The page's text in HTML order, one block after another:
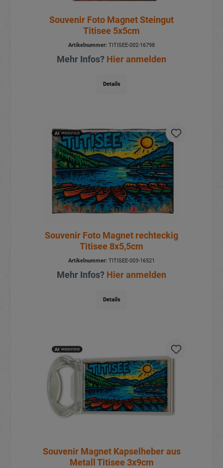
Souvenir Foto Magnet Steingut
Titisee 5x5cm
Artikelnummer: TITISEE-002-16798
Mehr Infos? Hier anmelden
Details
Souvenir Foto Magnet rechteckig
Titisee 8x5,5cm
Artikelnummer: TITISEE-003-16521
Mehr Infos? Hier anmelden
Details
Souvenir Magnet Kapselheber aus
Metall Titisee 3x9cm